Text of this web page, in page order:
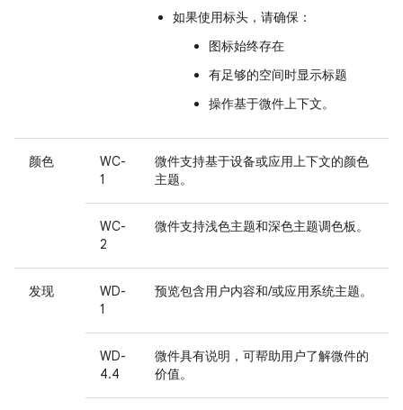
如果使用标头，请确保：
图标始终存在
有足够的空间时显示标题
操作基于微件上下文。
颜色
WC-
1
微件支持基于设备或应用上下文的颜色
主题。
WC-
2
微件支持浅色主题和深色主题调色板。
发现
WD-
1
预览包含用户内容和/或应用系统主题。
WD-
4.4
微件具有说明，可帮助用户了解微件的
价值。